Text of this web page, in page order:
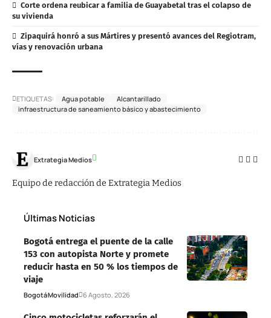
Corte ordena reubicar a familia de Guayabetal tras el colapso de
su vivienda
Zipaquirá honró a sus Mártires y presentó avances del Regiotram,
vías y renovación urbana
ETIQUETAS: Agua potable
Alcantarillado
infraestructura de saneamiento básico y abastecimiento
Extrategia Medios
Equipo de redacción de Extrategia Medios
Últimas Noticias
Bogotá entrega el puente de la calle
153 con autopista Norte y promete
reducir hasta en 50 % los tiempos de
viaje
BogotáMovilidad 6 Agosto, 2026